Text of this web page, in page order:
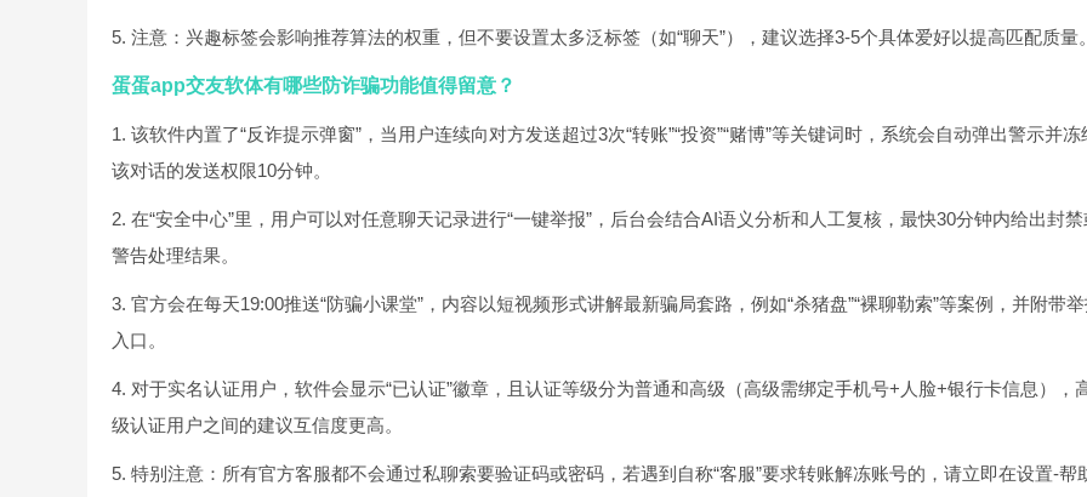
5. 注意：兴趣标签会影响推荐算法的权重，但不要设置太多泛标签（如“聊天”），建议选择3-5个具体爱好以提高匹配质量。
蛋蛋app交友软体有哪些防诈骗功能值得留意？
1. 该软件内置了“反诈提示弹窗”，当用户连续向对方发送超过3次“转账”“投资”“赌博”等关键词时，系统会自动弹出警示并冻
该对话的发送权限10分钟。
2. 在“安全中心”里，用户可以对任意聊天记录进行“一键举报”，后台会结合AI语义分析和人工复核，最快30分钟内给出封
警告处理结果。
3. 官方会在每天19:00推送“防骗小课堂”，内容以短视频形式讲解最新骗局套路，例如“杀猪盘”“裸聊勒索”等案例，并附带
入口。
4. 对于实名认证用户，软件会显示“已认证”徽章，且认证等级分为普通和高级（高级需绑定手机号+人脸+银行卡信息），
级认证用户之间的建议互信度更高。
5. 特别注意：所有官方客服都不会通过私聊索要验证码或密码，若遇到自称“客服”要求转账解冻账号的，请立即在设置-帮